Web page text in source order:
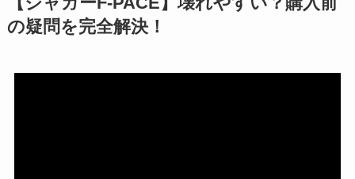
の疑問を完全解決！